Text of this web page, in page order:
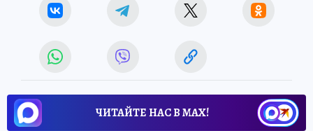
ЧИТАЙТЕ НАС В МАХ!